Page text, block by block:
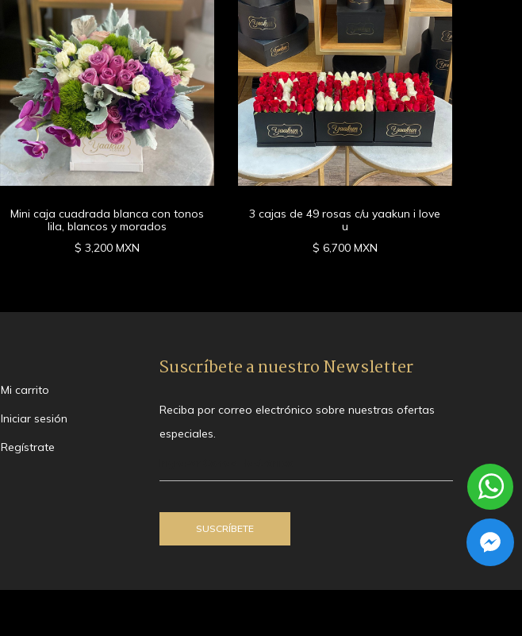
Mini caja cuadrada blanca con tonos
lila, blancos y morados
$ 3,200 MXN
3 cajas de 49 rosas c/u yaakun i love
u
$ 6,700 MXN
Mi carrito
Iniciar sesión
Regístrate
Suscríbete a nuestro Newsletter
Reciba por correo electrónico sobre nuestras ofertas
especiales.